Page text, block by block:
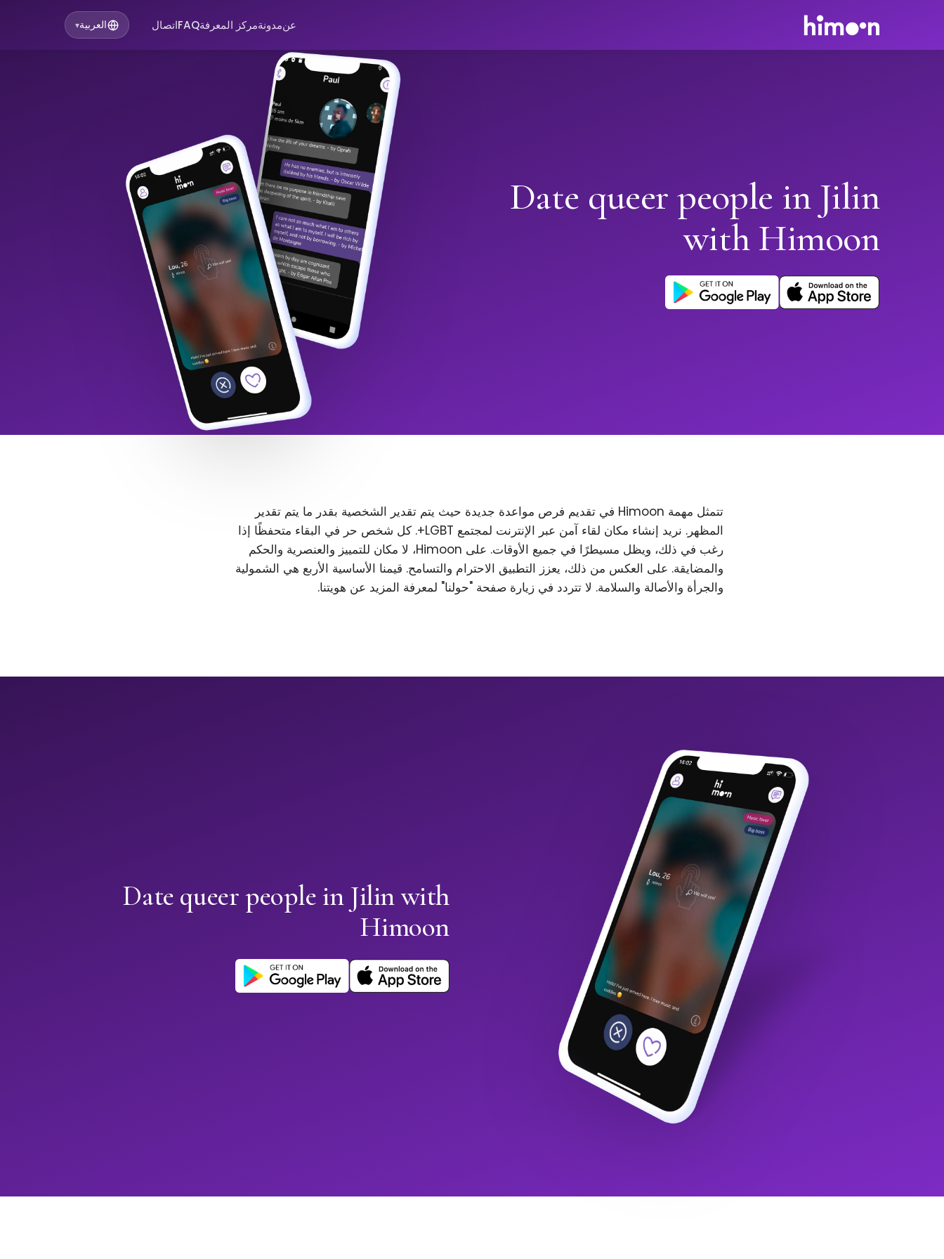
عنمدونةمركز المعرفةFAQاتصال العربية▾
Date queer people in Jilin
with Himoon
تتمثل مهمة Himoon في تقديم فرص مواعدة جديدة حيث يتم تقدير الشخصية بقدر ما يتم تقدير
المظهر. نريد إنشاء مكان لقاء آمن عبر الإنترنت لمجتمع LGBT+. كل شخص حر في البقاء متحفظًا إذا
رغب في ذلك، ويظل مسيطرًا في جميع الأوقات. على Himoon، لا مكان للتمييز والعنصرية والحكم
والمضايقة. على العكس من ذلك، يعزز التطبيق الاحترام والتسامح. قيمنا الأساسية الأربع هي الشمولية
والجرأة والأصالة والسلامة. لا تتردد في زيارة صفحة "حولنا" لمعرفة المزيد عن هويتنا.
Date queer people in Jilin with
Himoon